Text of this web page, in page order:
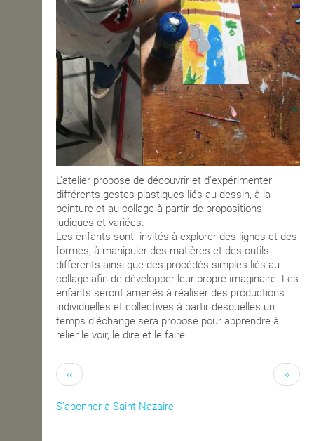
L'atelier propose de découvrir et d'expérimenter
différents gestes plastiques liés au dessin, à la
peinture et au collage à partir de propositions
ludiques et variées.
Les enfants sont invités à explorer des lignes et des
formes, à manipuler des matières et des outils
différents ainsi que des procédés simples liés au
collage afin de développer leur propre imaginaire. Les
enfants seront amenés à réaliser des productions
individuelles et collectives à partir desquelles un
temps d'échange sera proposé pour apprendre à
relier le voir, le dire et le faire.
‹‹ ››
S'abonner à Saint-Nazaire